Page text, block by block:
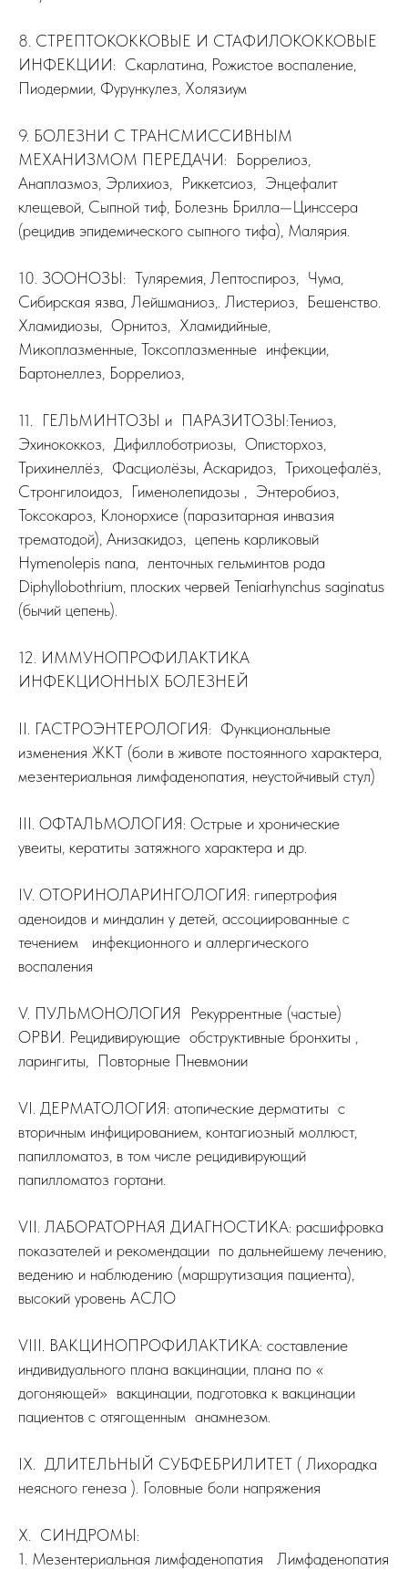
8. СТРЕПТОКОККОВЫЕ И СТАФИЛОКОККОВЫЕ
ИНФЕКЦИИ: Скарлатина, Рожистое воспаление,
Пиодермии, Фурункулез, Холязиум
9. БОЛЕЗНИ С ТРАНСМИССИВНЫМ
МЕХАНИЗМОМ ПЕРЕДАЧИ: Боррелиоз,
Анаплазмоз, Эрлихиоз, Риккетсиоз, Энцефалит
клещевой, Сыпной тиф, Болезнь Брилла—Цинссера
(рецидив эпидемического сыпного тифа), Малярия.
10. ЗООНОЗЫ: Туляремия, Лептоспироз, Чума,
Сибирская язва, Лейшманиоз,. Листериоз, Бешенство.
Хламидиозы, Орнитоз, Хламидийные,
Микоплазменные, Токсоплазменные инфекции,
Бартонеллез, Боррелиоз,
11. ГЕЛЬМИНТОЗЫ и ПАРАЗИТОЗЫ:Тениоз,
Эхинококкоз, Дифиллоботриозы, Описторхоз,
Трихинеллёз, Фасциолёзы, Аскаридоз, Трихоцефалёз,
Стронгилоидоз, Гименолепидозы , Энтеробиоз,
Токсокароз, Клонорхисе (паразитарная инвазия
трематодой), Анизакидоз, цепень карликовый
Hymenolepis nana, ленточных гельминтов рода
Diphyllobothrium, плоских червей Teniarhynchus saginatus
(бычий цепень).
12. ИММУНОПРОФИЛАКТИКА
ИНФЕКЦИОННЫХ БОЛЕЗНЕЙ
II. ГАСТРОЭНТЕРОЛОГИЯ: Функциональные
изменения ЖКТ (боли в животе постоянного характера,
мезентериальная лимфаденопатия, неустойчивый стул)
III. ОФТАЛЬМОЛОГИЯ: Острые и хронические
увеиты, кератиты затяжного характера и др.
IV. ОТОРИНОЛАРИНГОЛОГИЯ: гипертрофия
аденоидов и миндалин у детей, ассоциированные с
течением инфекционного и аллергического
воспаления
V. ПУЛЬМОНОЛОГИЯ Рекуррентные (частые)
ОРВИ. Рецидивирующие обструктивные бронхиты ,
ларингиты, Повторные Пневмонии
VI. ДЕРМАТОЛОГИЯ: атопические дерматиты с
вторичным инфицированием, контагиозный моллюст,
папилломатоз, в том числе рецидивирующий
папилломатоз гортани.
VII. ЛАБОРАТОРНАЯ ДИАГНОСТИКА: расшифровка
показателей и рекомендации по дальнейшему лечению,
ведению и наблюдению (маршрутизация пациента),
высокий уровень АСЛО
VIII. ВАКЦИНОПРОФИЛАКТИКА: составление
индивидуального плана вакцинации, плана по «
догоняющей» вакцинации, подготовка к вакцинации
пациентов с отягощенным анамнезом.
IX. ДЛИТЕЛЬНЫЙ СУБФЕБРИЛИТЕТ ( Лихорадка
неясного генеза ). Головные боли напряжения
X. СИНДРОМЫ:
1. Мезентериальная лимфаденопатия Лимфаденопатия